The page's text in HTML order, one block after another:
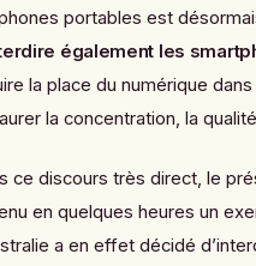
portables est
également les
la place du numérique
la concentration, la
ce discours très direct, le
en quelques heures un
a en effet décidé